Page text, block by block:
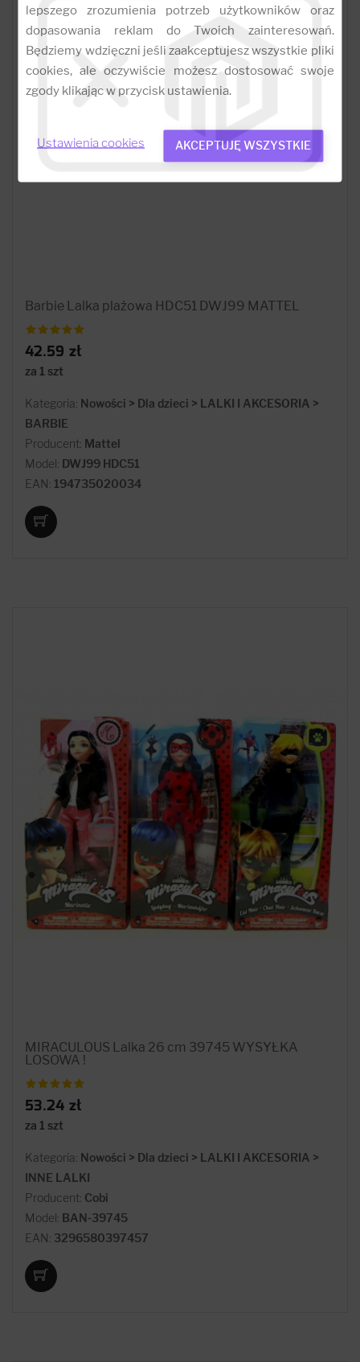
Barbie Lalka plażowa HDC51 DWJ99 MATTEL
42.59 zł
za 1 szt
Kategoria: Nowości > Dla dzieci > LALKI I AKCESORIA >
BARBIE
Producent: Mattel
Model: DWJ99 HDC51
EAN: 194735020034
MIRACULOUS Lalka 26 cm 39745 WYSYŁKA
LOSOWA !
53.24 zł
za 1 szt
Kategoria: Nowości > Dla dzieci > LALKI I AKCESORIA >
INNE LALKI
Producent: Cobi
Model: BAN-39745
EAN: 3296580397457
lepszego zrozumienia potrzeb użytkowników oraz
dopasowania reklam do Twoich zainteresowań.
Będziemy wdzięczni jeśli zaakceptujesz wszystkie pliki
cookies, ale oczywiście możesz dostosować swoje
zgody klikając w przycisk ustawienia.
Ustawienia cookies AKCEPTUJĘ WSZYSTKIE